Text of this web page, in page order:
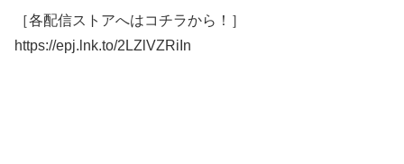
［各配信ストアへはコチラから！］
https://epj.lnk.to/2LZlVZRiIn